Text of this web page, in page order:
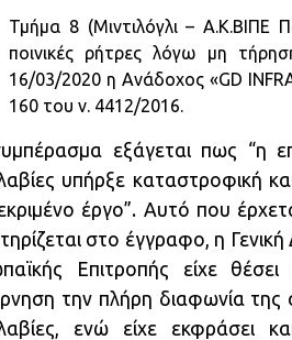
Τμήμα 8 (Μιντιλόγλι – Α.Κ.ΒΙΠΕ
ποινικές ρήτρες λόγω μη
16/03/2020 η Ανάδοχος «GD
160 του ν. 4412/2016.
εξάγεται πως “η
υπήρξε καταστροφική
έργο”. Αυτό που
στο έγγραφο, η
Επιτροπής είχε
την πλήρη διαφωνία της
ενώ είχε εκφράσει